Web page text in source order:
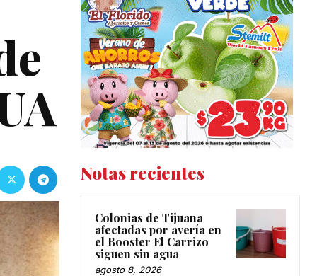
Notas recientes
Colonias de Tijuana
afectadas por avería en
el Booster El Carrizo
siguen sin agua
agosto 8, 2026